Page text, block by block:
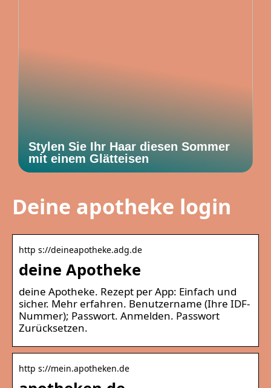
Stylen Sie Ihr Haar diesen Sommer
mit einem Glätteisen
Deine apotheke login
http s://deineapotheke.adg.de
deine Apotheke
deine Apotheke. Rezept per App: Einfach und
sicher. Mehr erfahren. Benutzername (Ihre IDF-
Nummer); Passwort. Anmelden. Passwort
Zurücksetzen.
http s://mein.apotheken.de